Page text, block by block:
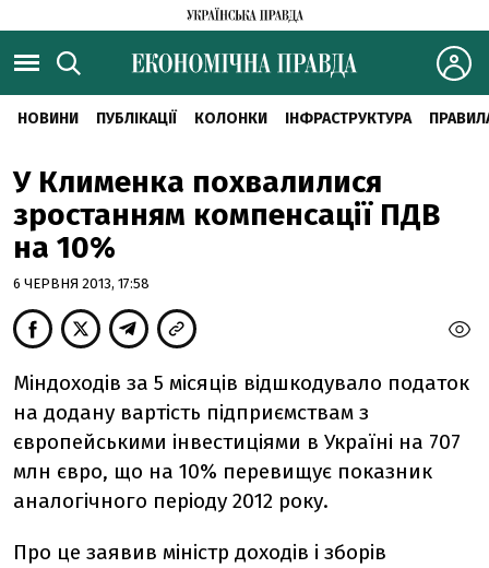
НОВИНИ ПУБЛІКАЦІЇ КОЛОНКИ ІНФРАСТРУКТУРА
У Клименка похвалилися
зростанням компенсації ПДВ
на 10%
6 ЧЕРВНЯ 2013, 17:58
Міндоходів за 5 місяців відшкодувало податок
на додану вартість підприємствам з
європейськими інвестиціями в Україні на 707
млн євро, що на 10% перевищує показник
аналогічного періоду 2012 року.
Про це заявив міністр доходів і зборів